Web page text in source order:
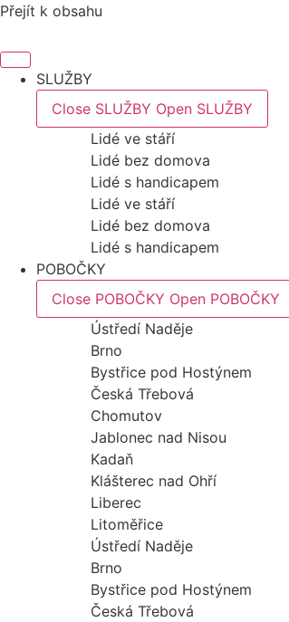
Přejít k obsahu
SLUŽBY
Close SLUŽBY Open SLUŽBY
Lidé ve stáří
Lidé bez domova
Lidé s handicapem
Lidé ve stáří
Lidé bez domova
Lidé s handicapem
POBOČKY
Close POBOČKY Open POBOČKY
Ústředí Naděje
Brno
Bystřice pod Hostýnem
Česká Třebová
Chomutov
Jablonec nad Nisou
Kadaň
Klášterec nad Ohří
Liberec
Litoměřice
Ústředí Naděje
Brno
Bystřice pod Hostýnem
Česká Třebová